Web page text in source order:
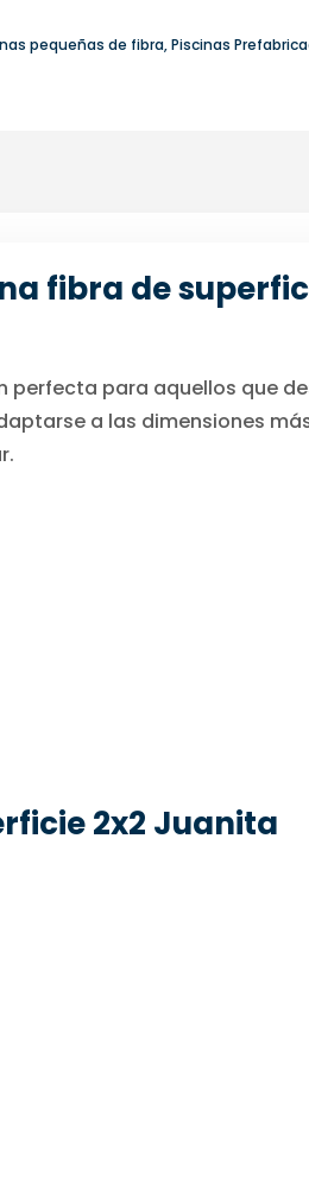
pequeñas de fibra,Piscinas
fibra de
perfecta para aquellos que
a las dimensiones
2x2 Juanita